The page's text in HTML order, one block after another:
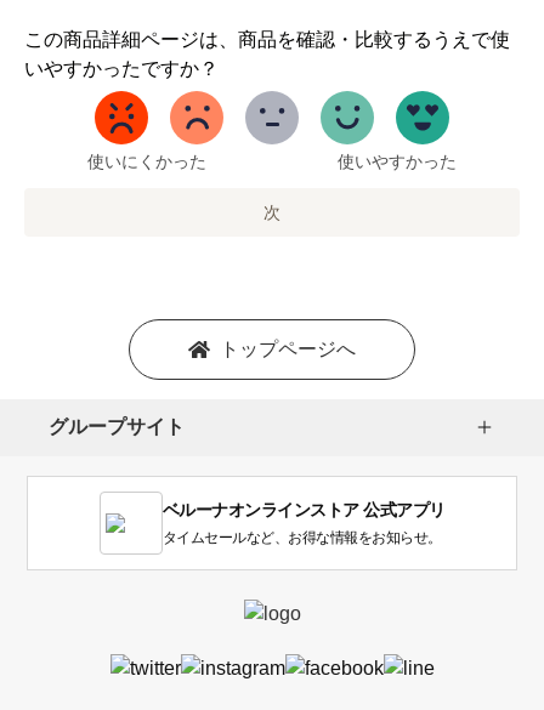
この商品詳細ページは、商品を確認・比較するうえで使
いやすかったですか？
1
か
い
使いにくかった 使いやすかった
次
トップページへ
グループサイト
ベルーナオンラインストア 公式アプリ
タイムセールなど、お得な情報をお知らせ。